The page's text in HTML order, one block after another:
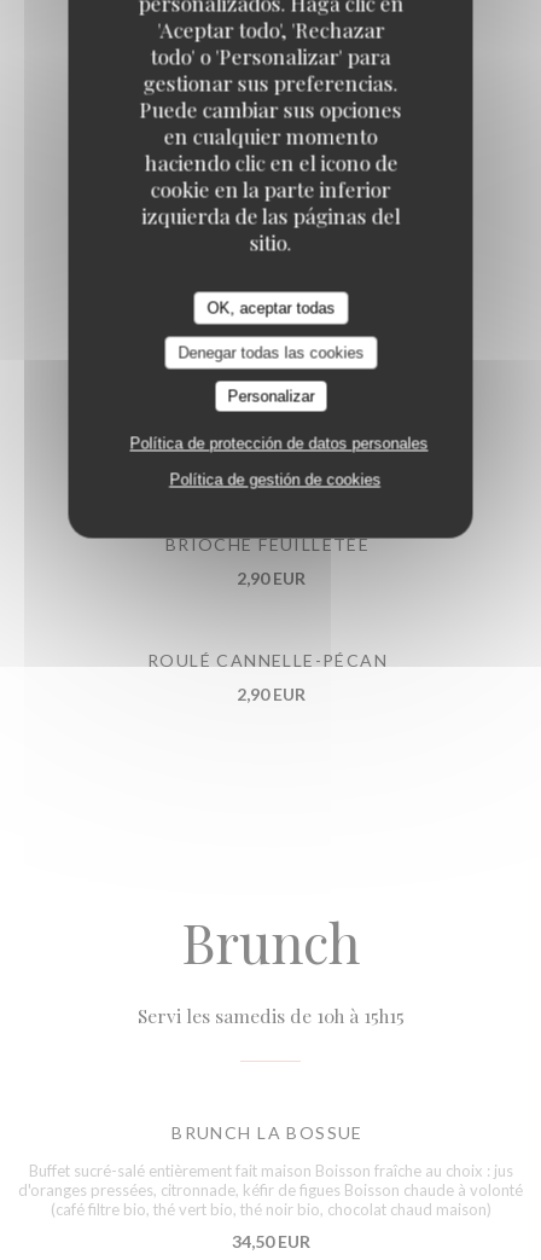
'Aceptar todo', 'Rechazar
todo' o 'Personalizar' para
gestionar sus preferencias.
Puede cambiar sus opciones
en cualquier momento
haciendo clic en el icono de
cookie en la parte inferior
izquierda de las páginas del
sitio.
OK, aceptar todas
Denegar todas las cookies
Personalizar
Política de protección de datos personales
Política de gestión de cookies
MADELEINE
1,10 EUR
FINANCIER
1,90 EUR
MOELLEUX AU CHOCOLAT
3,60 EUR
BRIOCHE FEUILLETÉE
2,90 EUR
ROULÉ CANNELLE-PÉCAN
2,90 EUR
Brunch
Servi les samedis de 10h à 15h15
BRUNCH LA BOSSUE
Buffet sucré-salé entièrement fait maison Boisson fraîche au choix : jus
d'oranges pressées, citronnade, kéfir de figues Boisson chaude à volonté
(café filtre bio, thé vert bio, thé noir bio, chocolat chaud maison)
34,50 EUR